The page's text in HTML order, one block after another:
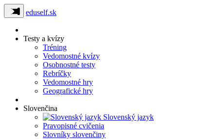
eduself.sk
Testy a kvízy
Tréning
Vedomostné kvízy
Osobnostné testy
Rebríčky
Vedomostné hry
Geografické hry
Slovenčina
Slovenský jazyk
Pravopisné cvičenia
Slovníky slovenčiny